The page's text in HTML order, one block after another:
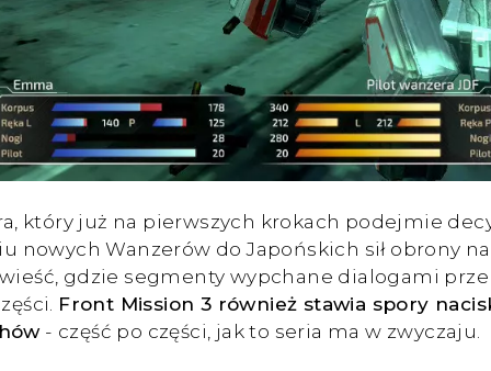
który już na pierwszych krokach podejmie
Wanzerów do Japońskich sił obrony
gdzie segmenty wypchane dialogami
Front Mission 3 również stawia spory
- część po części, jak to seria ma w zwyczaju.